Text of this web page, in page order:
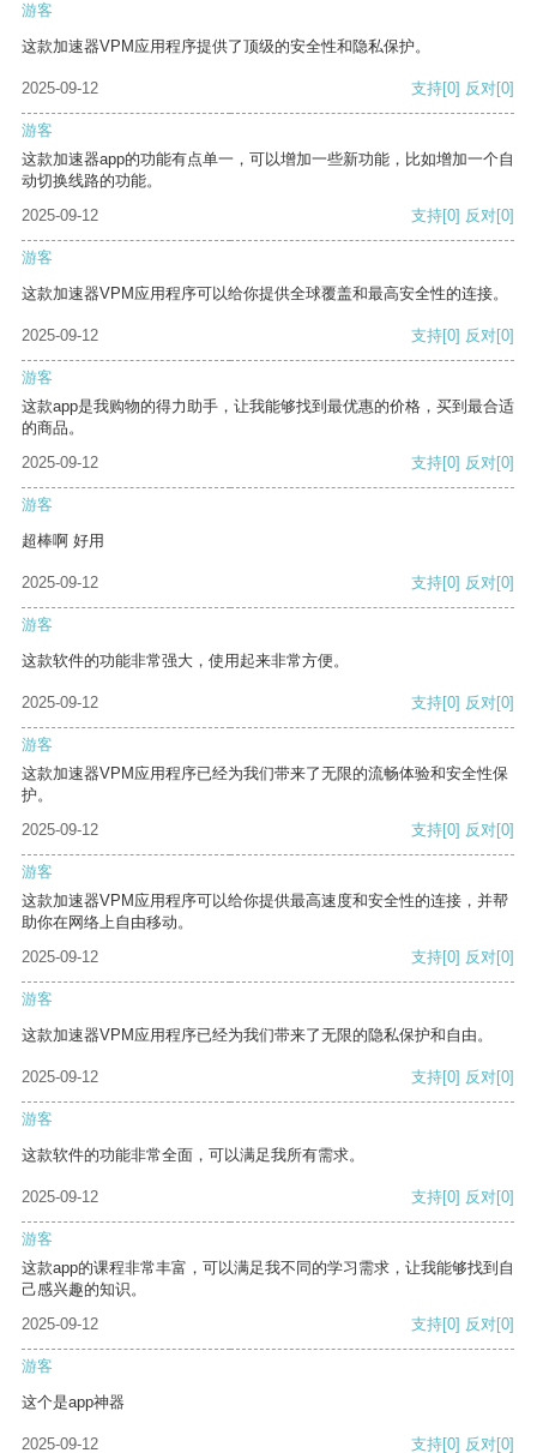
游客
这款加速器VPM应用程序提供了顶级的安全性和隐私保护。
2025-09-12 支持[0] 反对[0]
游客
这款加速器app的功能有点单一，可以增加一些新功能，比如增加一个自
动切换线路的功能。
2025-09-12
支持[0] 反对[0]
游客
这款加速器VPM应用程序可以给你提供全球覆盖和最高安全性的连接。
2025-09-12 支持[0] 反对[0]
游客
这款app是我购物的得力助手，让我能够找到最优惠的价格，买到最合适
的商品。
2025-09-12
支持[0] 反对[0]
游客
超棒啊 好用
2025-09-12 支持[0] 反对[0]
游客
这款软件的功能非常强大，使用起来非常方便。
2025-09-12 支持[0] 反对[0]
游客
这款加速器VPM应用程序已经为我们带来了无限的流畅体验和安全性保
护。
2025-09-12
支持[0] 反对[0]
游客
这款加速器VPM应用程序可以给你提供最高速度和安全性的连接，并帮
助你在网络上自由移动。
2025-09-12
支持[0] 反对[0]
游客
这款加速器VPM应用程序已经为我们带来了无限的隐私保护和自由。
2025-09-12 支持[0] 反对[0]
游客
这款软件的功能非常全面，可以满足我所有需求。
2025-09-12 支持[0] 反对[0]
游客
这款app的课程非常丰富，可以满足我不同的学习需求，让我能够找到自
己感兴趣的知识。
2025-09-12
支持[0] 反对[0]
游客
这个是app神器
2025-09-12 支持[0] 反对[0]